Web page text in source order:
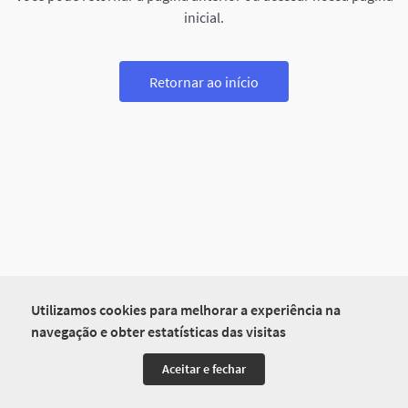
Utilizamos cookies para melhorar a experiência na
navegação e obter estatísticas das visitas
Aceitar e fechar
inicial.
Retornar ao início